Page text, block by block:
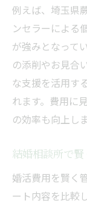
例えば、埼玉県
ンセラーによる
が強みとなって
の添削やお見合
な支援を活用す
れます。費用に
の効率も向上しま
結婚相談所で
婚活費用を賢く
ート内容を比較